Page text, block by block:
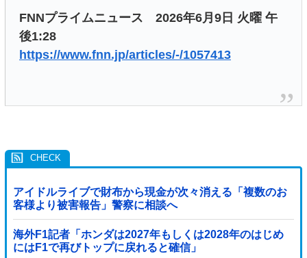
FNNプライムニュース 2026年6月9日 火曜 午
後1:28
https://www.fnn.jp/articles/-/1057413
アイドルライブで財布から現金が次々消える「複数のお
客様より被害報告」警察に相談へ
海外F1記者「ホンダは2027年もしくは2028年のはじめ
にはF1で再びトップに戻れると確信」